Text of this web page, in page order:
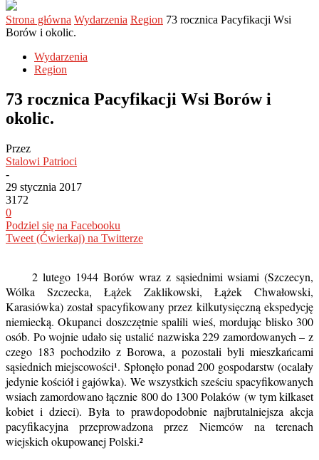
Strona główna Wydarzenia Region 73 rocznica Pacyfikacji Wsi
Borów i okolic.
Wydarzenia
Region
73 rocznica Pacyfikacji Wsi Borów i
okolic.
Przez
Stalowi Patrioci
-
29 stycznia 2017
3172
0
Podziel się na Facebooku
Tweet (Ćwierkaj) na Twitterze
2 lutego 1944 Borów wraz z sąsiednimi wsiami (Szczecyn,
Wólka Szczecka, Łążek Zaklikowski, Łążek Chwałowski,
Karasiówka) został spacyfikowany przez kilkutysięczną ekspedycję
niemiecką. Okupanci doszczętnie spalili wieś, mordując blisko 300
osób. Po wojnie udało się ustalić nazwiska 229 zamordowanych – z
czego 183 pochodziło z Borowa, a pozostali byli mieszkańcami
sąsiednich miejscowości¹. Spłonęło ponad 200 gospodarstw (ocalały
jedynie kościół i gajówka). We wszystkich sześciu spacyfikowanych
wsiach zamordowano łącznie 800 do 1300 Polaków (w tym kilkaset
kobiet i dzieci). Była to prawdopodobnie najbrutalniejsza akcja
pacyfikacyjna przeprowadzona przez Niemców na terenach
wiejskich okupowanej Polski.²